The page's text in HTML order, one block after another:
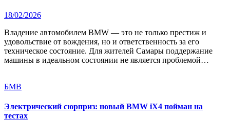
18/02/2026
Владение автомобилем BMW — это не только престиж и
удовольствие от вождения, но и ответственность за его
техническое состояние. Для жителей Самары поддержание
машины в идеальном состоянии не является проблемой…
БМВ
Электрический сюрприз: новый BMW iX4 пойман на
тестах